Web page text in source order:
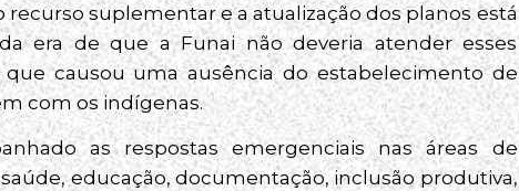
suplementar e a atualização dos planos está
era de que a Funai não deveria atender esses
causou uma ausência do estabelecimento de
com os indígenas.
as respostas emergenciais nas áreas de
educação, documentação, inclusão produtiva,